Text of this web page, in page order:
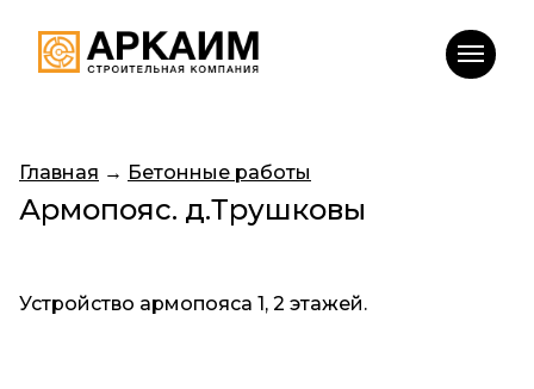
Главная → Бетонные работы
Армопояс. д.Трушковы
Устройство армопояса 1, 2 этажей.